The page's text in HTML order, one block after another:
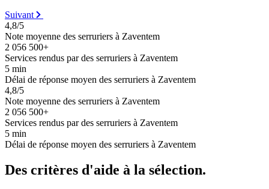
Suivant
4,8/5
Note moyenne des serruriers à Zaventem
2 056 500+
Services rendus par des serruriers à Zaventem
5 min
Délai de réponse moyen des serruriers à Zaventem
4,8/5
Note moyenne des serruriers à Zaventem
2 056 500+
Services rendus par des serruriers à Zaventem
5 min
Délai de réponse moyen des serruriers à Zaventem
Des critères d'aide à la sélection.